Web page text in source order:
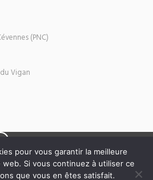
(PNC)
Vigan
pour vous garantir la meilleure
Si vous continuez à utiliser ce
que vous en êtes satisfait.